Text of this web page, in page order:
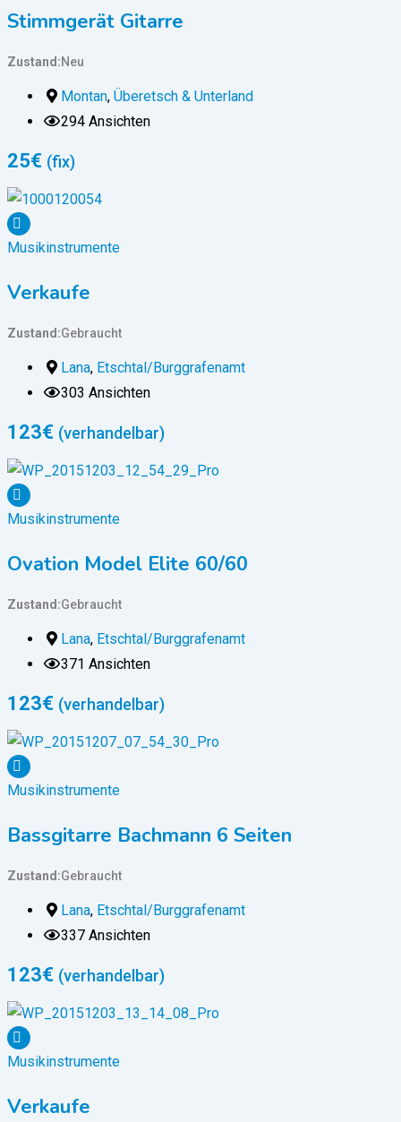
Stimmgerät Gitarre
Zustand Neu
Montan, Überetsch & Unterland
294 Ansichten
25€ (fix)
Musikinstrumente
Verkaufe
Zustand Gebraucht
Lana, Etschtal/Burggrafenamt
303 Ansichten
123€ (verhandelbar)
Musikinstrumente
Ovation Model Elite 60/60
Zustand Gebraucht
Lana, Etschtal/Burggrafenamt
371 Ansichten
123€ (verhandelbar)
Musikinstrumente
Bassgitarre Bachmann 6 Seiten
Zustand Gebraucht
Lana, Etschtal/Burggrafenamt
337 Ansichten
123€ (verhandelbar)
Musikinstrumente
Verkaufe